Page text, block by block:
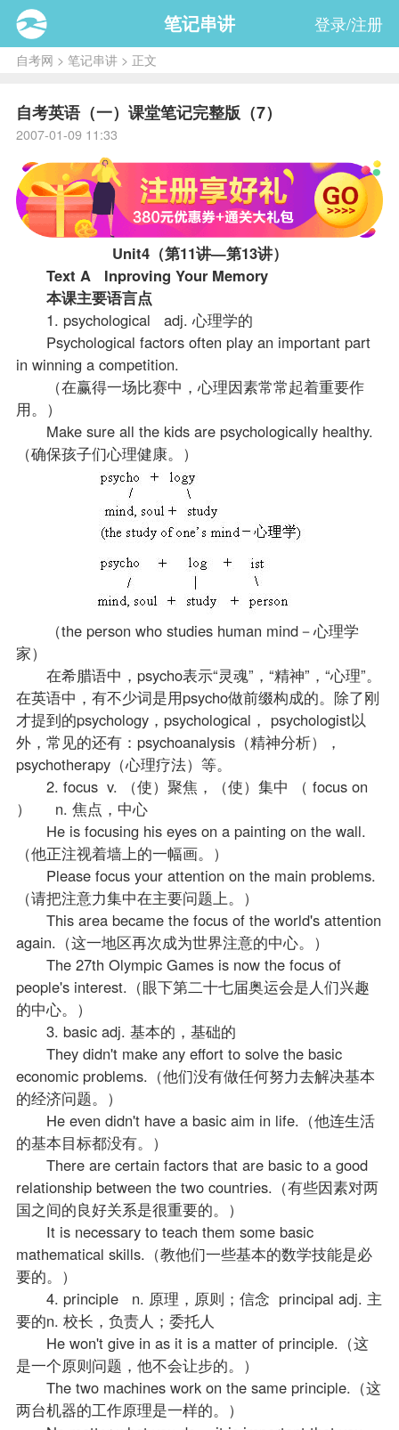
笔记串讲 登录/注册
自考网 > 笔记串讲> 正文
自考英语（一）课堂笔记完整版（7）
2007-01-09 11:33
Unit4（第11讲—第13讲）
Text A Inproving Your Memory
本课主要语言点
1. psychological adj. 心理学的
Psychological factors often play an important part
in winning a competition.
（在赢得一场比赛中，心理因素常常起着重要作
用。）
Make sure all the kids are psychologically healthy.
（确保孩子们心理健康。）
（the person who studies human mind－心理学
家）
在希腊语中，psycho表示“灵魂”，“精神”，“心理”。
在英语中，有不少词是用psycho做前缀构成的。除了刚
才提到的psychology，psychological， psychologist以
外，常见的还有：psychoanalysis（精神分析），
psychotherapy（心理疗法）等。
2. focus v. （使）聚焦，（使）集中 （ focus on
） n. 焦点，中心
He is focusing his eyes on a painting on the wall.
（他正注视着墙上的一幅画。）
Please focus your attention on the main problems.
（请把注意力集中在主要问题上。）
This area became the focus of the world's attention
again.（这一地区再次成为世界注意的中心。）
The 27th Olympic Games is now the focus of
people's interest.（眼下第二十七届奥运会是人们兴趣
的中心。）
3. basic adj. 基本的，基础的
They didn't make any effort to solve the basic
economic problems.（他们没有做任何努力去解决基本
的经济问题。）
He even didn't have a basic aim in life.（他连生活
的基本目标都没有。）
There are certain factors that are basic to a good
relationship between the two countries.（有些因素对两
国之间的良好关系是很重要的。）
It is necessary to teach them some basic
mathematical skills.（教他们一些基本的数学技能是必
要的。）
4. principle n. 原理，原则；信念 principal adj. 主
要的n. 校长，负责人；委托人
He won't give in as it is a matter of principle.（这
是一个原则问题，他不会让步的。）
The two machines work on the same principle.（这
两台机器的工作原理是一样的。）